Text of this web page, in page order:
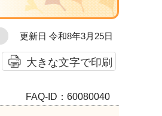
更新日 令和8年3月25日
大きな文字で印刷
FAQ-ID：60080040